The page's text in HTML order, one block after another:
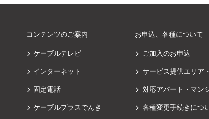
コンテンツのご案内
ケーブルテレビ
インターネット
固定電話
ケーブルプラスでんき
お申込、各種について
ご加入のお申込
サービス提供エリア
対応アパート・マン
各種変更手続きにつ